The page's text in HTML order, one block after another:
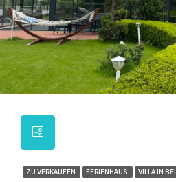
ZU VERKAUFEN FERIENHAUS VILLA IN